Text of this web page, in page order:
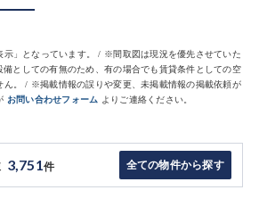
」となっています。 / ※間取図は現況を優先させていた
としての有無のため、有の場合でも賃貸条件としての空
ん。 / ※掲載情報の誤りや変更、未掲載情報の掲載依頼が
お問い合わせフォーム よりご連絡ください。
3,751件 全ての物件から探す